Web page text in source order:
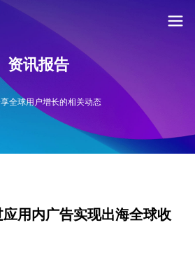
资讯报告
全球用户增长的相关动态
用内广告实现出海全球收